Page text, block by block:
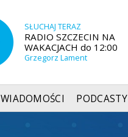
SŁUCHAJ TERAZ
RADIO SZCZECIN NA
WAKACJACH do 12:00
Grzegorz Lament
WIADOMOŚCI PODCASTY